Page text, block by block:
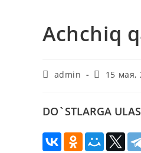
Аchchiq
Авторadmin
Запись
15 мая,
DO`STLARGA